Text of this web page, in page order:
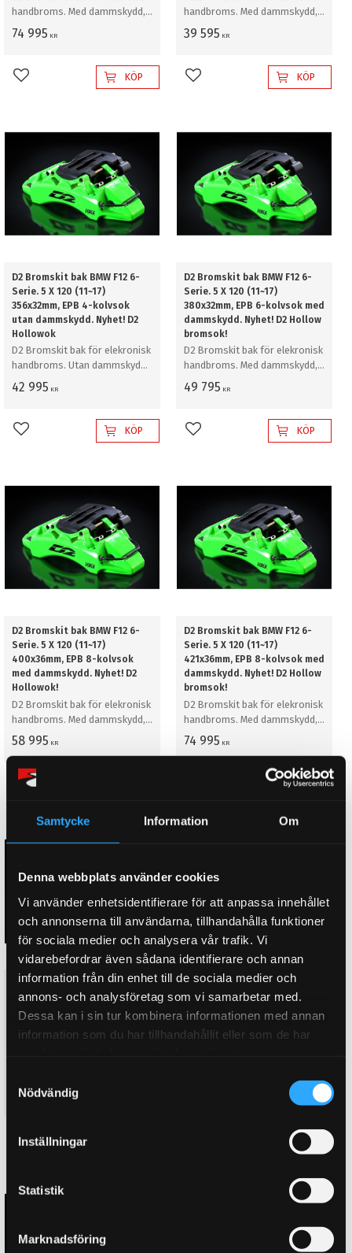
Samtycke Information Om
Denna webbplats använder cookies
Vi använder enhetsidentifierare för att anpassa innehållet
och annonserna till användarna, tillhandahålla funktioner
för sociala medier och analysera vår trafik. Vi
vidarebefordrar även sådana identifierare och annan
information från din enhet till de sociala medier och
annons- och analysföretag som vi samarbetar med.
Dessa kan i sin tur kombinera informationen med annan
information som du har tillhandahållit eller som de har
k
Nödvändig
Inställningar
Statistik
Marknadsföring
handbroms. Med dammskydd,
421mm
74 995 KR
Lägg till i favoriterKÖP
handbroms. Med dammskydd,
356mm
39 595 KR
Lägg till i favoriterKÖP
D2 Bromskit bak BMW F12 6-
Serie. 5 X 120 (11~17)
356x32mm, EPB 4-kolvsok
utan dammskydd. Nyhet! D2
Hollowok
D2 Bromskit bak för elekronisk
handbroms. Utan dammskydd,
356mm
42 995 KR
Lägg till i favoriterKÖP
D2 Bromskit bak BMW F12 6-
Serie. 5 X 120 (11~17)
380x32mm, EPB 6-kolvsok med
dammskydd. Nyhet! D2 Hollow
bromsok!
D2 Bromskit bak för elekronisk
handbroms. Med dammskydd,
380mm
49 795 KR
Lägg till i favoriterKÖP
D2 Bromskit bak BMW F12 6-
Serie. 5 X 120 (11~17)
400x36mm, EPB 8-kolvsok
med dammskydd. Nyhet! D2
Hollowok!
D2 Bromskit bak för elekronisk
handbroms. Med dammskydd,
400mm
58 995 KR
Lägg till i favoriter
D2 Bromskit bak BMW F12 6-
Serie. 5 X 120 (11~17)
421x36mm, EPB 8-kolvsok med
dammskydd. Nyhet! D2 Hollow
bromsok!
D2 Bromskit bak för elekronisk
handbroms. Med dammskydd,
421mm
74 995 KR
Lägg till i favoriterKÖP
D2 Bromskit bak BMW F13 6-
Serie. 5 X 120 (11~17)
356x32mm, EPB 4-kolvsok med
Hollowok
356mm
39 595KR
Lägg till i favoriter
D2 Bromskit bak BMW F13 6-
Serie. 5 X 120 (11~17)
356x32mm, EPB 4-kolvsok
utan dammskydd. Nyhet! D2
Hollowok
Lägg till i favoriter KÖP